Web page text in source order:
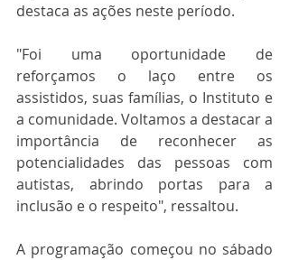
destaca as ações neste período.
"Foi uma oportunidade de
reforçamos o laço entre os
assistidos, suas famílias, o Instituto e
a comunidade. Voltamos a destacar a
importância de reconhecer as
potencialidades das pessoas com
autistas, abrindo portas para a
inclusão e o respeito", ressaltou.
A programação começou no sábado